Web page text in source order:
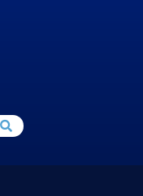
Search